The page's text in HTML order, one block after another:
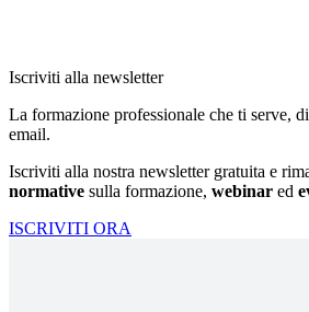
Iscriviti alla newsletter
La formazione professionale che ti serve,
email.
Iscriviti alla nostra newsletter gratuita e
normative sulla formazione, webinar ed
ISCRIVITI ORA